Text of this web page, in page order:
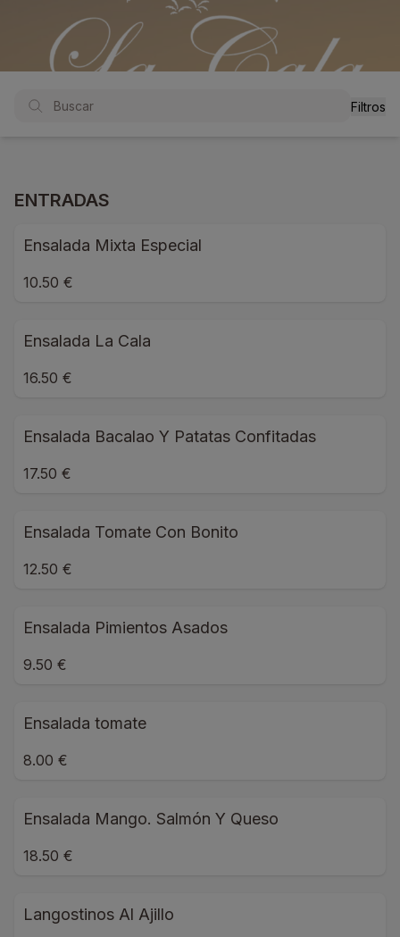
Filtros
ENTRADAS
Ensalada Mixta Especial
10.50 €
Ensalada La Cala
16.50 €
Ensalada Bacalao Y Patatas Confitadas
17.50 €
Ensalada Tomate Con Bonito
12.50 €
Ensalada Pimientos Asados
9.50 €
Ensalada tomate
8.00 €
Ensalada Mango. Salmón Y Queso
18.50 €
Langostinos Al Ajillo